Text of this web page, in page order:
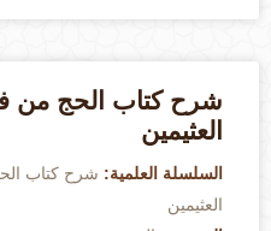
شرح كتاب الحج من
العثيمين
السلسلة العلمية:شرح كتاب الحج
العثيمين